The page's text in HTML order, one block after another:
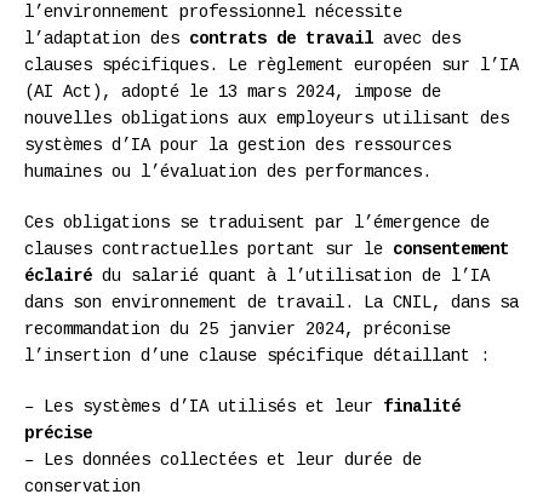
l’environnement professionnel nécessite
l’adaptation des contrats de travail avec des
clauses spécifiques. Le règlement européen sur l’IA
(AI Act), adopté le 13 mars 2024, impose de
nouvelles obligations aux employeurs utilisant des
systèmes d’IA pour la gestion des ressources
humaines ou l’évaluation des performances.
Ces obligations se traduisent par l’émergence de
clauses contractuelles portant sur le consentement
éclairé du salarié quant à l’utilisation de l’IA
dans son environnement de travail. La CNIL, dans sa
recommandation du 25 janvier 2024, préconise
l’insertion d’une clause spécifique détaillant :
– Les systèmes d’IA utilisés et leur finalité
précise
– Les données collectées et leur durée de
conservation